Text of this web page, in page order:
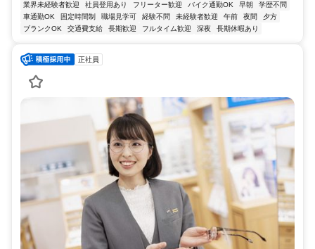
業界未経験者歓迎 社員登用あり フリーター歓迎 バイク通勤OK 早朝
学歴不問
車通勤OK
固定時間制 職場見学可 経験不問 未経験者歓迎 午前 夜間
夕方
ブランクOK
交通費支給 長期歓迎 フルタイム歓迎 深夜 長期休暇あり
正社員